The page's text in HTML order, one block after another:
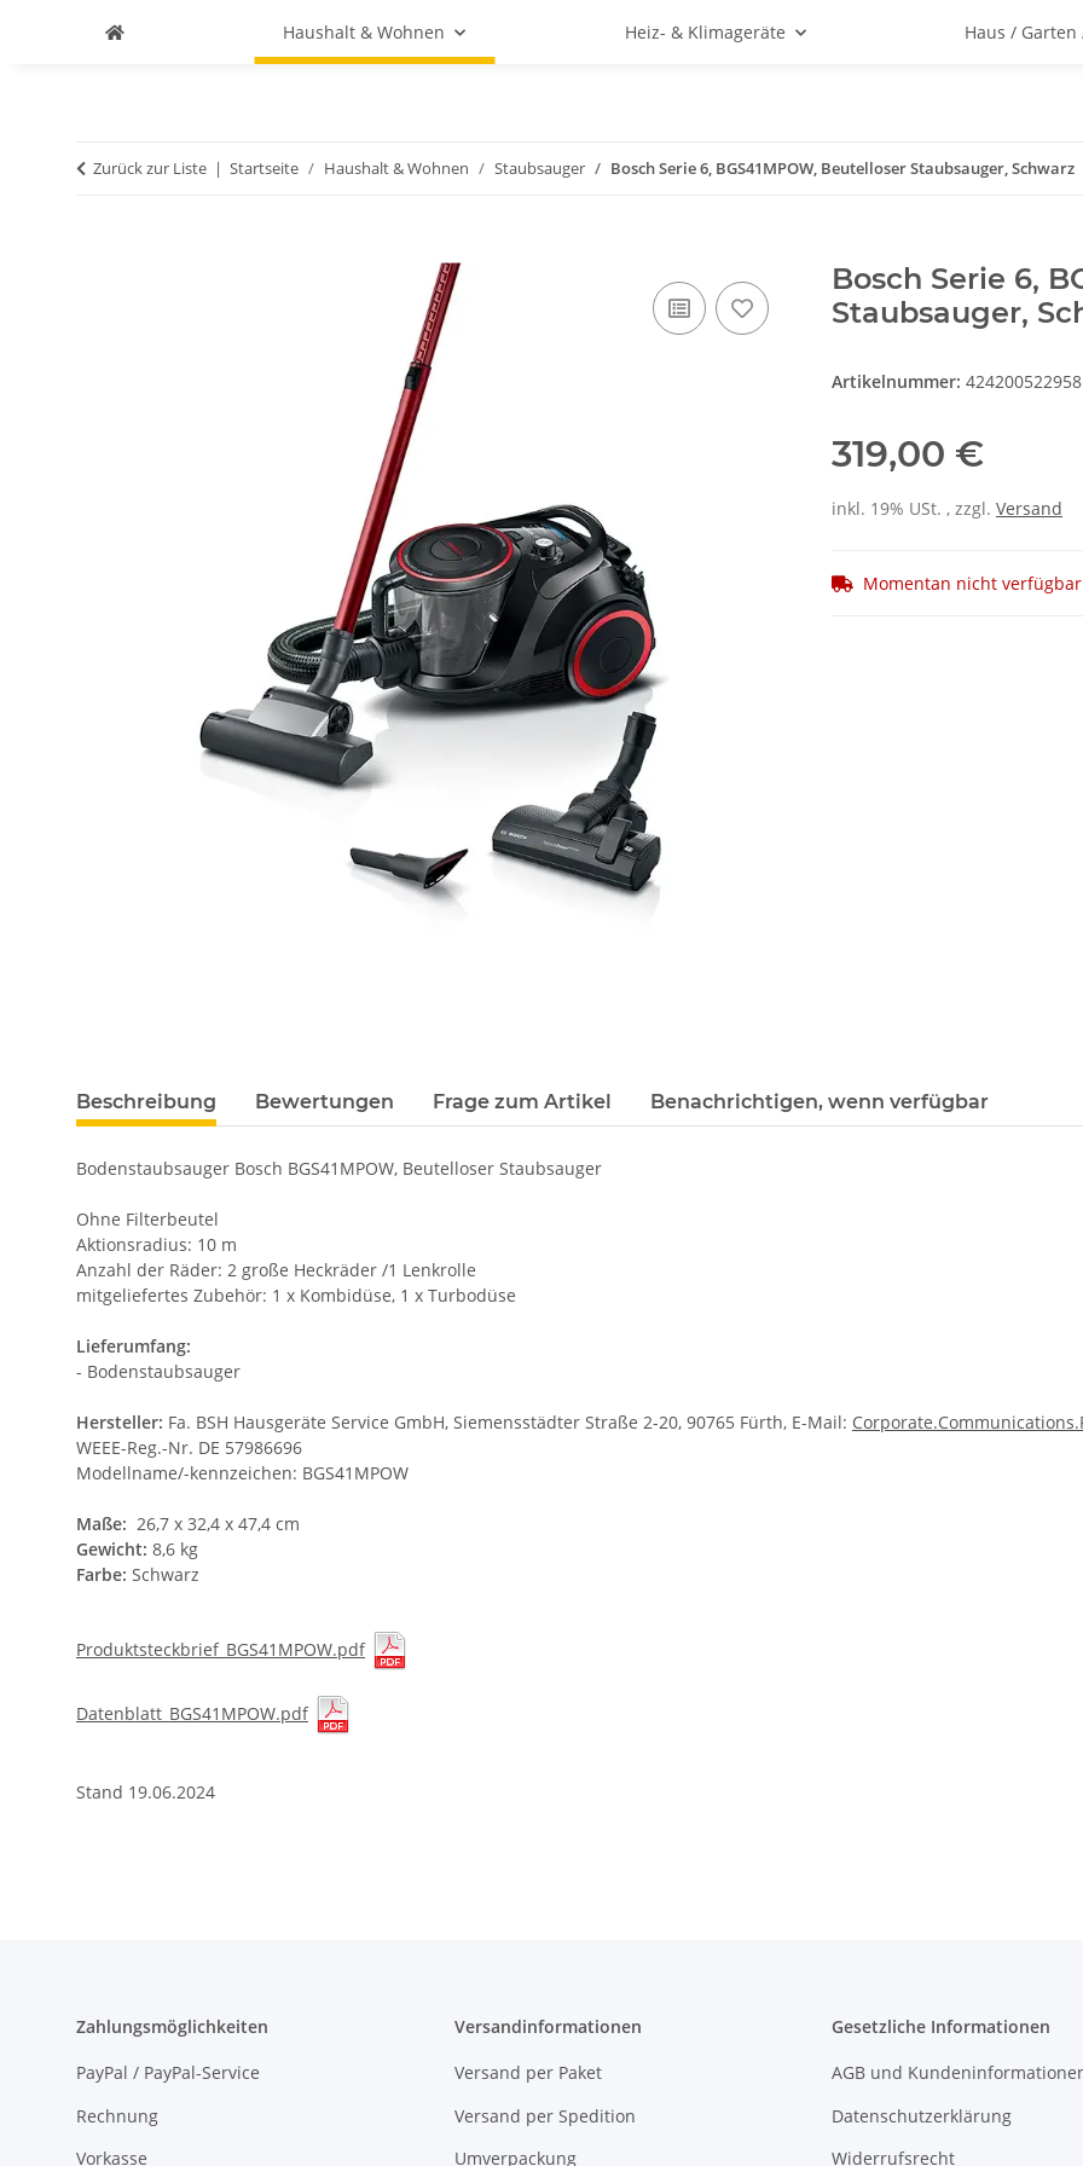
Haushalt & Wohnen Heiz- & Klimageräte Haus / Garten
Zurück zur Liste Startseite Haushalt & Wohnen Staubsauger Bosch Serie 6, BGS41MPOW, Beutelloser Staubsauger, Schwarz
Bosch Serie 6,
Staubsauger,
Artikelnummer:
319,00 €
inkl. 19% USt. , zzgl. Versand
Momentan nicht verfügbar
Beschreibung Bewertungen Frage zum Artikel Benachrichtigen, wenn verfügbar
Bodenstaubsauger Bosch BGS41MPOW, Beutelloser Staubsauger
Ohne Filterbeutel
Aktionsradius: 10 m
Anzahl der Räder: 2 große Heckräder /1 Lenkrolle
mitgeliefertes Zubehör: 1 x Kombidüse, 1 x Turbodüse
Lieferumfang:
- Bodenstaubsauger
Hersteller: Fa. BSH Hausgeräte Service GmbH, Siemensstädter Straße 2-20, 90765 Fürth, E-Mail:
WEEE-Reg.-Nr. DE 57986696
Modellname/-kennzeichen: BGS41MPOW
Maße: 26,7 x 32,4 x 47,4 cm
Gewicht: 8,6 kg
Farbe: Schwarz
Produktsteckbrief_BGS41MPOW.pdf
Datenblatt_BGS41MPOW.pdf
Stand 19.06.2024
Zahlungsmöglichkeiten
PayPal / PayPal-Service
Rechnung
Vorkasse
Versandinformationen
Versand per Paket
Versand per Spedition
Umverpackung
Gesetzliche Informationen
AGB und
Datenschutzerklärung
Widerrufsrecht